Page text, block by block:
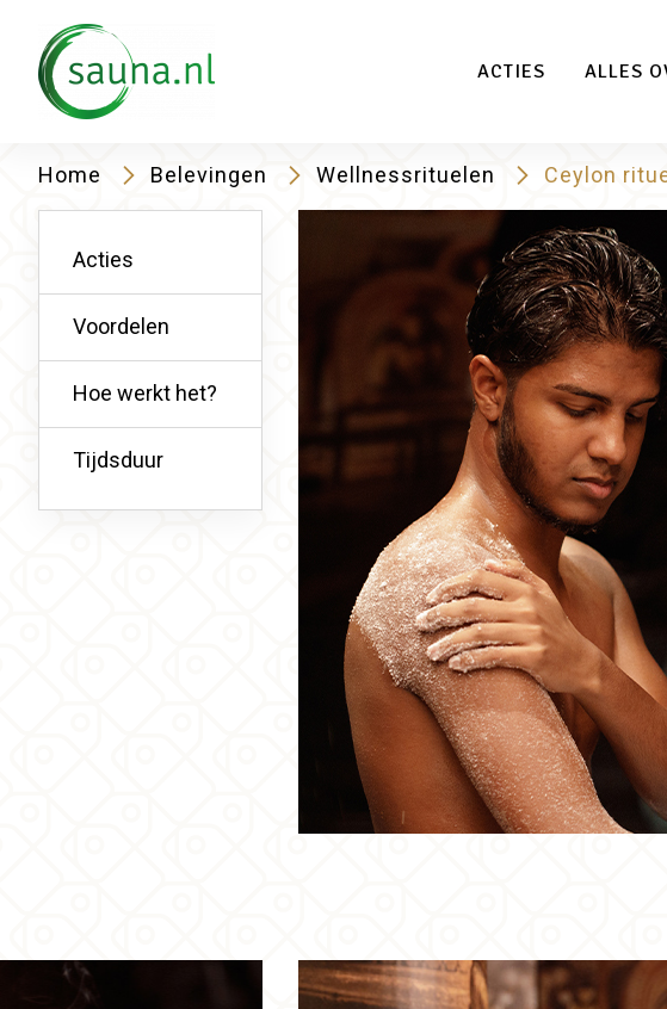
ACTIES ALLES
Home Belevingen Wellnessrituelen Ceylon
Acties
Voordelen
Hoe werkt het?
Tijdsduur